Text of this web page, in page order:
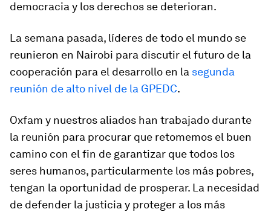
democracia y los derechos se deterioran.
La semana pasada, líderes de todo el mundo se
reunieron en Nairobi para discutir el futuro de la
cooperación para el desarrollo en la segunda
reunión de alto nivel de la GPEDC.
Oxfam y nuestros aliados han trabajado durante
la reunión para procurar que retomemos el buen
camino con el fin de garantizar que todos los
seres humanos, particularmente los más pobres,
tengan la oportunidad de prosperar. La necesidad
de defender la justicia y proteger a los más